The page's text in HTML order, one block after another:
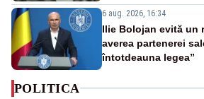
6 aug. 2026, 16:34
Ilie Bolojan evită un
averea partenerei
întotdeauna legea”
POLITICA